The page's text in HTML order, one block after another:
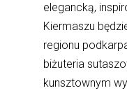
elegancką,
Kiermaszu
regionu
biżuteria
kunsztownym